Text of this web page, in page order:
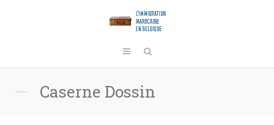
Caserne Dossin